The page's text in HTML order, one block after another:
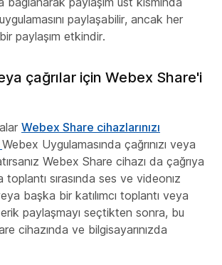
paylaşabilir, ancak her
paylaşım etkindir.
çağrılar için Webex Share'i
Webex Share cihazlarınızı
Webex Uygulamasında çağrınızı veya
Webex Share cihazı da çağrıya
toplantı sırasında ses ve videonız
başka bir katılımcı toplantı veya
paylaşmayı seçtikten sonra, bu
cihazında ve bilgisayarınızda